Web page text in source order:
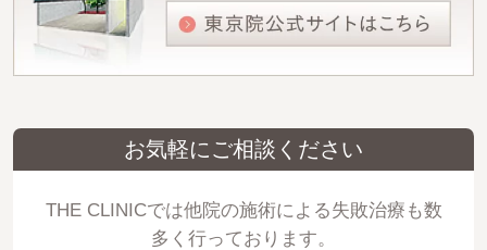
お気軽にご相談ください
THE CLINICでは他院の施術による失敗治療も数
多く行っております。